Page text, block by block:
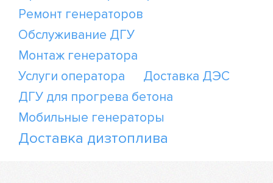
Ремонт генераторов
Обслуживание ДГУ
Монтаж генератора
Услуги оператора
Доставка ДЭС
ДГУ для прогрева бетона
Мобильные генераторы
Доставка дизтоплива